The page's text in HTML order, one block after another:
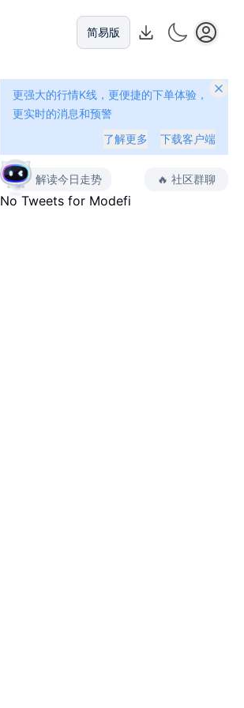
简易版
更强大的行情K线，更便捷的下单体验，
更实时的消息和预警
了解更多
下载客户端
解读今日走势 🔥 社区群聊
No Tweets for Modefi